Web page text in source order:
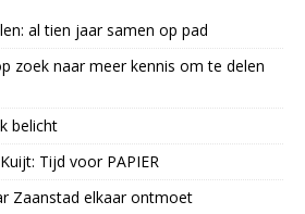
al tien jaar samen op pad
zoek naar meer kennis om te delen
belicht
Tijd voor PAPIER
Zaanstad elkaar ontmoet